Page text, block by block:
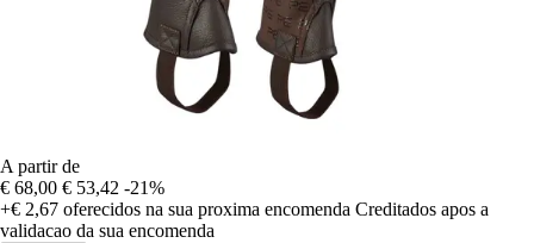
A partir de
€ 68,00 € 53,42 -21%
+€ 2,67 oferecidos na sua proxima encomenda Creditados apos a
validacao da sua encomenda